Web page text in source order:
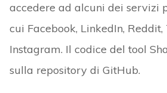
accedere ad alcuni dei servizi
cui Facebook, LinkedIn,
Instagram. Il codice del tool
sulla repository di GitHub.